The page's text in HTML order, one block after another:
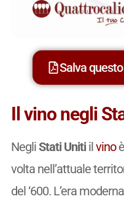
Salva
Il vino negli
NegliStati Unitiilvino
volta nell’attuale
del ‘600. L’era